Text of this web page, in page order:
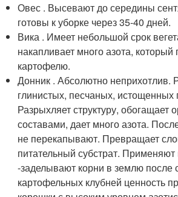
Овес . Высевают до середины
готовы к уборке через 35-40 дней.
Вика . Имеет небольшой срок
накапливает много азота, который
картофелю.
Донник . Абсолютно неприхотлив.
глинистых, песчаных, истощенных
Разрыхляет структуру, обогащает
составами, дает много азота.
не перекапывают. Превращает
питательный субстрат.
-заделывают корни в землю после
картофельных клубней ценность